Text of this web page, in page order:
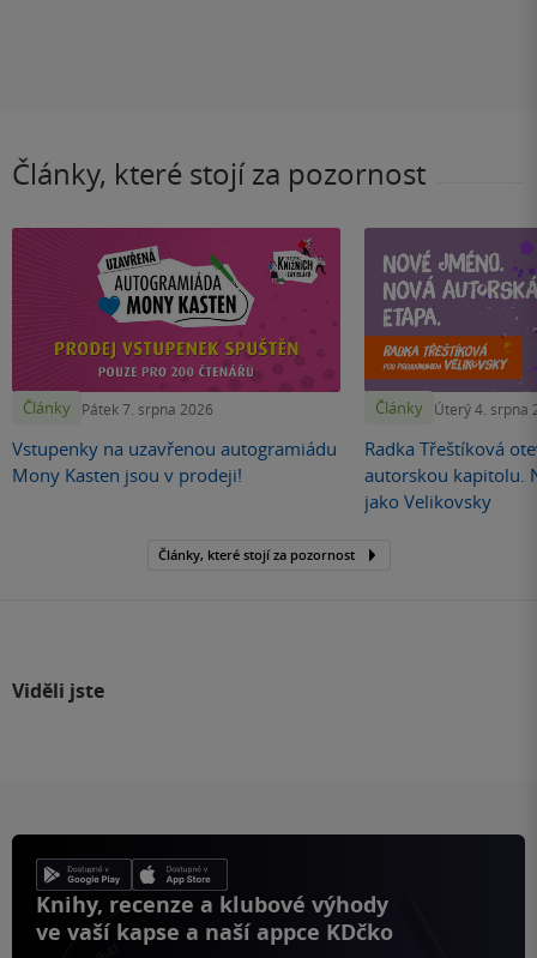
Články, které stojí za pozornost
Články Pátek 7. srpna 2026
Vstupenky na uzavřenou autogramiádu
Mony Kasten jsou v prodeji!
Články Úterý 4. srpna
Radka Třeštíková
autorskou kapitolu.
jako Velikovsky
Články, které stojí za pozornost
Viděli jste
Knihy, recenze a klubové výhody
ve vaší kapse a naší appce KDčko